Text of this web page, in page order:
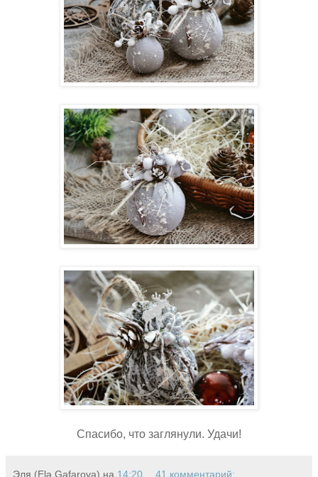
Спасибо, что заглянули. Удачи!
Эля (Ela Gafarova) на 14:20 41 комментарий: